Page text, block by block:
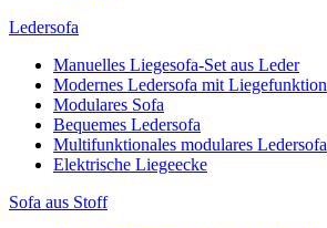
Ledersofa
Manuelles Liegesofa-Set aus Leder
Modernes Ledersofa mit Liegefunktion
Modulares Sofa
Bequemes Ledersofa
Multifunktionales modulares Ledersofa
Elektrische Liegeecke
Sofa aus Stoff